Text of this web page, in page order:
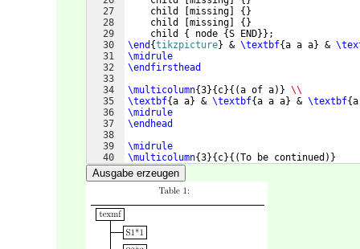
27
28
29
30
31
32
33
34
35
36
37
38
39
40
41
    child
missing { }
    child
missing { }
    child
{ node {S END}} ;
\end {tikzpicture} & \textbf{a a a} &
\midrule
\endfirsthead
\multicolumn{3}{ c}{(a of a)} \\
\textbf{a a} & \textbf{a a a} & \textbf{
\midrule
\endhead
\midrule
\multicolumn{3}{ c}{(To be continued )}
\endfoot
Ausgabe erzeugen